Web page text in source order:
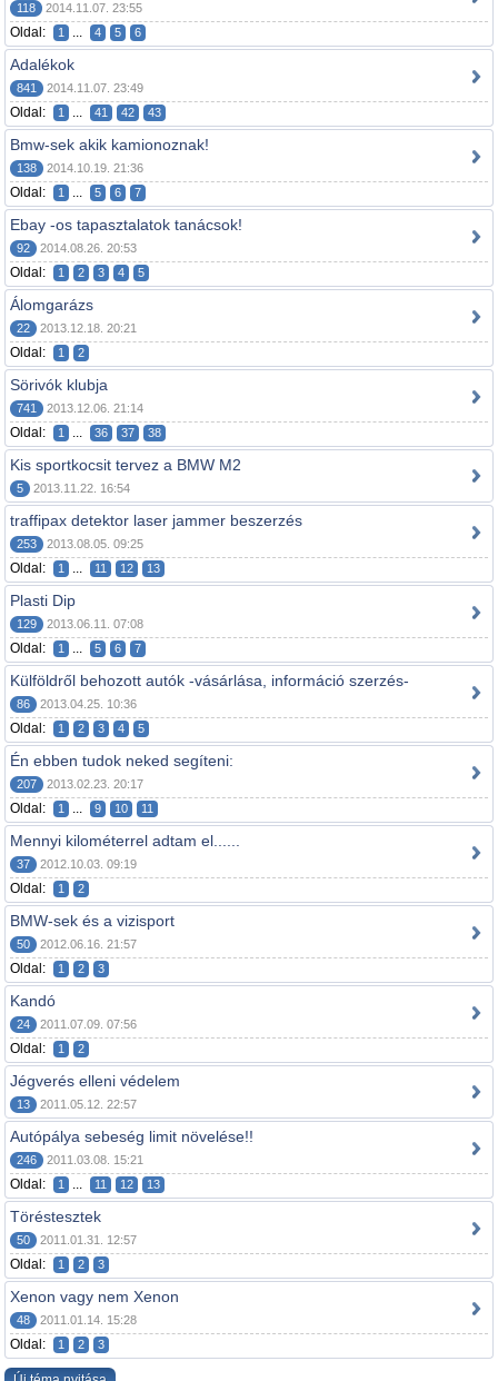
118 2014.11.07. 23:55
Oldal: 1 ... 4 5 6
Adalékok
841 2014.11.07. 23:49
Oldal: 1 ... 41 42 43
Bmw-sek akik kamionoznak!
138 2014.10.19. 21:36
Oldal: 1 ... 5 6 7
Ebay -os tapasztalatok tanácsok!
92 2014.08.26. 20:53
Oldal: 1 2 3 4 5
Álomgarázs
22 2013.12.18. 20:21
Oldal: 1 2
Sörivók klubja
741 2013.12.06. 21:14
Oldal: 1 ... 36 37 38
Kis sportkocsit tervez a BMW M2
5 2013.11.22. 16:54
traffipax detektor laser jammer beszerzés
253 2013.08.05. 09:25
Oldal: 1 ... 11 12 13
Plasti Dip
129 2013.06.11. 07:08
Oldal: 1 ... 5 6 7
Külföldről behozott autók -vásárlása, információ szerzés-
86 2013.04.25. 10:36
Oldal: 1 2 3 4 5
Én ebben tudok neked segíteni:
207 2013.02.23. 20:17
Oldal: 1 ... 9 10 11
Mennyi kilométerrel adtam el......
37 2012.10.03. 09:19
Oldal: 1 2
BMW-sek és a vizisport
50 2012.06.16. 21:57
Oldal: 1 2 3
Kandó
24 2011.07.09. 07:56
Oldal: 1 2
Jégverés elleni védelem
13 2011.05.12. 22:57
Autópálya sebeség limit növelése!!
246 2011.03.08. 15:21
Oldal: 1 ... 11 12 13
Töréstesztek
50 2011.01.31. 12:57
Oldal: 1 2 3
Xenon vagy nem Xenon
48 2011.01.14. 15:28
Oldal: 1 2 3